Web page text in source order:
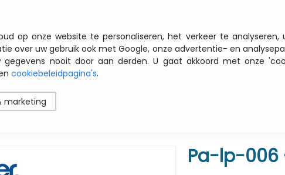
- Label Peeler
Pa-lp-006
op onze website te personaliseren, het verkeer te
over uw gebruik ook met Google, onze advertentie- en
nooit door aan derden. U gaat akkoord met onze
cookiebeleidpagina's.
marketing